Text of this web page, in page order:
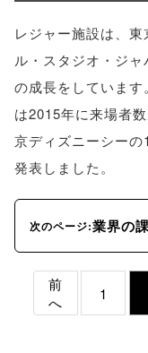
レジャー施設は、
ル・スタジオ・ジ
の成長をしていま
は2015年に来場者
京ディズニーシー
発表しました。
次のページ:業界の
前
へ
1